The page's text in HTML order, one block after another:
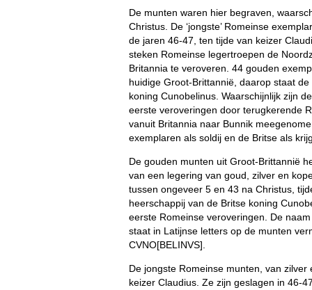
De munten waren hier begraven,
Christus. De ‘jongste’ Romeinse
de jaren 46-47, ten tijde van keizer
steken Romeinse legertroepen de
Britannia te veroveren. 44 gouden
huidige Groot-Brittannië, daarop staat
koning Cunobelinus. Waarschijnlijk zijn
eerste veroveringen door terugkerende
vanuit Britannia naar Bunnik
exemplaren als soldij en de Britse als
De gouden munten uit Groot-Brittannië
van een legering van goud, zilver en
tussen ongeveer 5 en 43 na Christus,
heerschappij van de Britse koning
eerste Romeinse veroveringen. De
staat in Latijnse letters op de munten
CVNO[BELINVS].
De jongste Romeinse munten, van zilver
keizer Claudius. Ze zijn geslagen in 46-